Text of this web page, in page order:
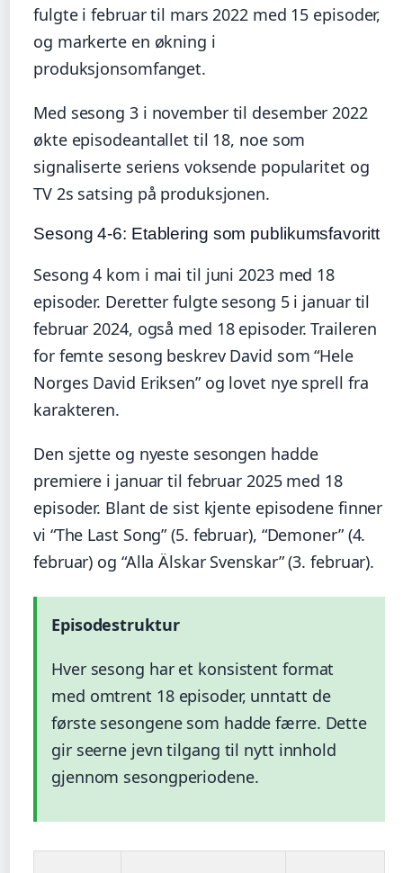
fulgte i februar til mars 2022 med 15 episoder,
og markerte en økning i
produksjonsomfanget.
Med sesong 3 i november til desember 2022
økte episodeantallet til 18, noe som
signaliserte seriens voksende popularitet og
TV 2s satsing på produksjonen.
Sesong 4-6: Etablering som publikumsfavoritt
Sesong 4 kom i mai til juni 2023 med 18
episoder. Deretter fulgte sesong 5 i januar til
februar 2024, også med 18 episoder. Traileren
for femte sesong beskrev David som “Hele
Norges David Eriksen” og lovet nye sprell fra
karakteren.
Den sjette og nyeste sesongen hadde
premiere i januar til februar 2025 med 18
episoder. Blant de sist kjente episodene finner
vi “The Last Song” (5. februar), “Demoner” (4.
februar) og “Alla Älskar Svenskar” (3. februar).
Episodestruktur
Hver sesong har et konsistent format
med omtrent 18 episoder, unntatt de
første sesongene som hadde færre. Dette
gir seerne jevn tilgang til nytt innhold
gjennom sesongperiodene.